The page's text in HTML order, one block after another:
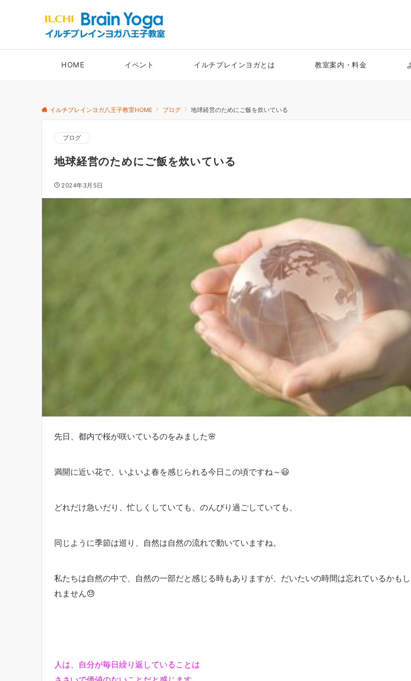
HOME イベント イルチブレインヨガとは 教室案内・料金
イルチブレインヨガ八王子教室HOME ブログ 地球経営のためにご飯を炊いている
ブログ
地球経営のためにご飯を炊いている
2024年3月5日
先日、都内で桜が咲いているのをみました🌸
満開に近い花で、いよいよ春を感じられる今日この頃ですね～😃
どれだけ急いだり、忙しくしていても、のんびり過ごしていても、
同じように季節は巡り、自然は自然の流れで動いていますね。
私たちは自然の中で、自然の一部だと感じる時もありますが、だいたいの時間は忘れているかもし
れません😓
人は、自分が毎日繰り返していることは